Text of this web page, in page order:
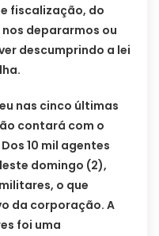
fiscalização, do
depararmos ou
descumprindo a lei
nas cinco últimas
contará com o
10 mil agentes
domingo (2),
o que
da corporação. A
foi uma